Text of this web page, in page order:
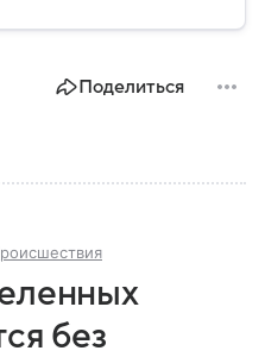
министерство, как
Поделиться
без